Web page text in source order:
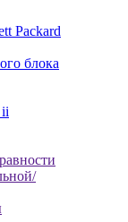
Packard
блока